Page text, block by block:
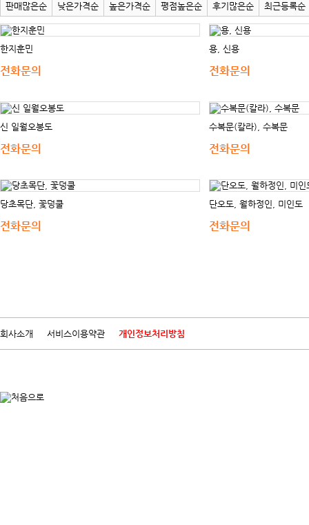
판매많은순 낮은가격순 높은가격순 평점높은순 후기많은순 최근등록순
한지훈민
전화문의
용, 신용
전화문의
신 일월오봉도
전화문의
수복문(칼라), 수복문
전화문의
당초목단, 꽃덩쿨
전화문의
단오도, 월하정인, 미인도
전화문의
회사소개 서비스이용약관 개인정보처리방침